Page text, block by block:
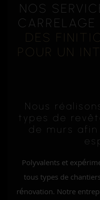
NOS
DES
POUR UN
Nous
types de
de murs
Polyvalents et
tous types de
rénovation. Notre